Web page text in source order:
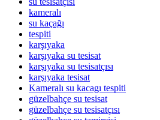
kameralı
su kaçağı
tespiti
karşıyaka
karşıyaka su tesisat
karşıyaka su tesisatçısı
karşıyaka tesisat
Kameralı su kacagı tespiti
güzelbahçe su tesisat
güzelbahçe su tesisatçısı